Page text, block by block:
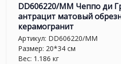
DD606220/MM Чеппо ди
антрацит матовый
керамогранит
Артикул: DD606220/MM
Размер: 20*34 см
Вес: 1.186 кг